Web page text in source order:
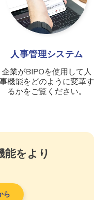
人事管理システム
企業がBIPOを使用して人
事機能をどのように変革す
るかをご覧ください。
能をより
ら